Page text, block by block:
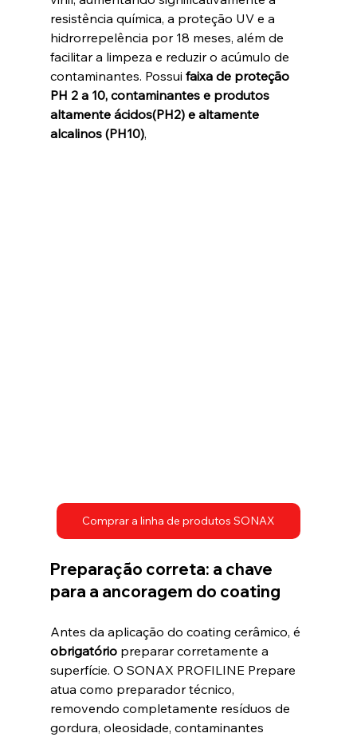
resistência química, a proteção UV e a
hidrorrepelência por 18 meses, além de
facilitar a limpeza e reduzir o acúmulo de
contaminantes. Possui faixa de proteção
PH 2 a 10, contaminantes e produtos
altamente ácidos(PH2) e altamente
alcalinos (PH10),
Comprar a linha de produtos SONAX
Preparação correta: a chave
para a ancoragem do coating
Antes da aplicação do coating cerâmico, é
obrigatório preparar corretamente a
superfície. O SONAX PROFILINE Prepare
atua como preparador técnico,
removendo completamente resíduos de
gordura, oleosidade, contaminantes